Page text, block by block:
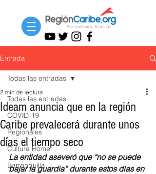
Entrada
Todas las entradas
COVID-19
Regionales
Cultura Home
Barranquilla
Todas las entradas
Ideam anuncia que en la región
Caribe prevalecerá durante unos
días el tiempo seco
2 min de lectura
La entidad aseveró que “no se puede
bajar la guardia” durante estos días en